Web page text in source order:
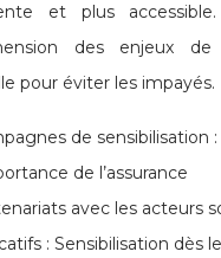
et plus
des enjeux de
pour éviter les impayés.
de sensibilisation
de l’assurance
avec les acteurs
: Sensibilisation dès